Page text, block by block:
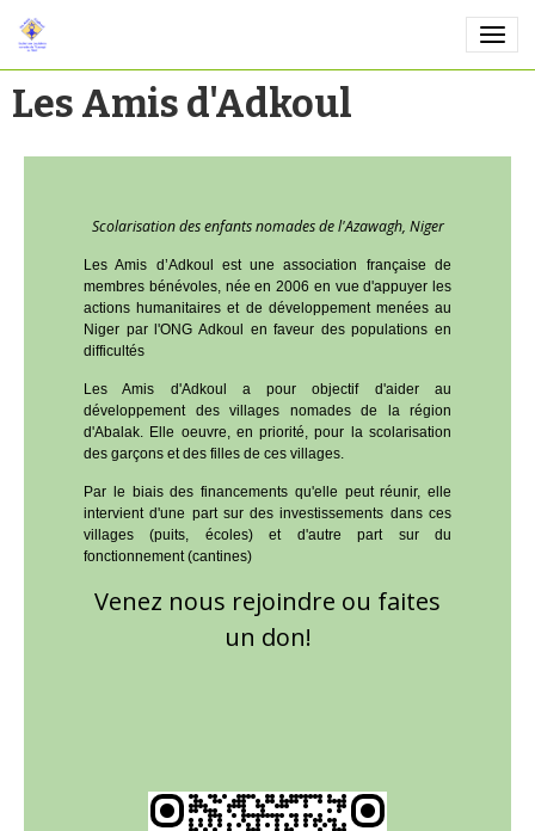
Les Amis d'Adkoul
Scolarisation des enfants nomades de l'Azawagh, Niger
Les Amis d’Adkoul est une association française de
membres bénévoles, née en 2006 en vue d'appuyer les
actions humanitaires et de développement menées au
Niger par l'ONG Adkoul en faveur des populations en
difficultés
Les Amis d'Adkoul a pour objectif d'aider au
développement des villages nomades de la région
d'Abalak. Elle oeuvre, en priorité, pour la scolarisation
des garçons et des filles de ces villages.
Par le biais des financements qu'elle peut réunir, elle
intervient d'une part sur des investissements dans ces
villages (puits, écoles) et d'autre part sur du
fonctionnement (cantines)
Venez nous rejoindre ou faites
un don!